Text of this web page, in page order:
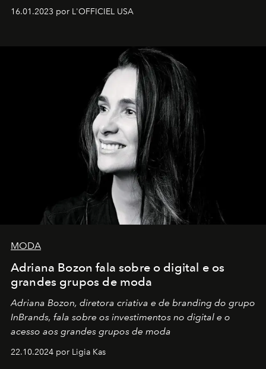
16.01.2023 por L'OFFICIEL USA
MODA
Adriana Bozon fala sobre o digital e os
grandes grupos de moda
Adriana Bozon, diretora criativa e de branding do grupo
InBrands, fala sobre os investimentos no digital e o
acesso aos grandes grupos de moda
22.10.2024 por Ligia Kas